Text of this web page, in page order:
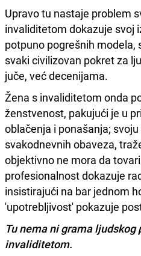
Upravo tu nastaje problem
invaliditetom dokazuje svoj
potpuno pogrešnih modela,
svaki civilizovan pokret za
juče, već decenijama.
Žena s invaliditetom onda
ženstvenost, pakujući je u
oblačenja i ponašanja;
svakodnevnih obaveza,
objektivno ne mora da
profesionalnost dokazuje
insistirajući na bar jednom
'upotrebljivost' pokazuje
Tu nema ni grama
invaliditetom.